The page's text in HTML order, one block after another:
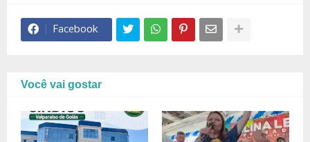
Facebook
Você vai gostar